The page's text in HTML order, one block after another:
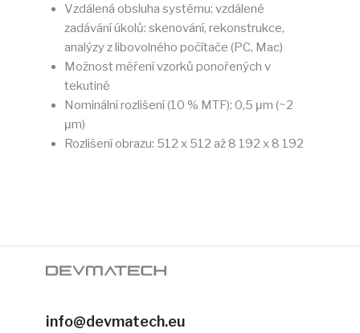
Vzdálená obsluha systému: vzdálené
zadávání úkolů: skenování, rekonstrukce,
analýzy z libovolného počítače (PC, Mac)
Možnost měření vzorků ponořených v
tekutině
Nominální rozlišení (10 % MTF): 0,5 μm (~2
μm)
Rozlišení obrazu: 512 x 512 až 8 192 x 8 192
info@devmatech.eu